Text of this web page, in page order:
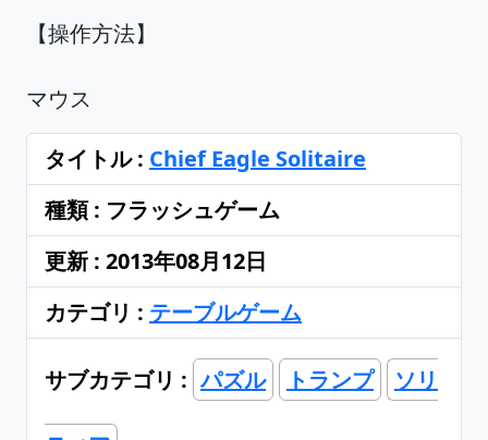
【操作方法】
マウス
タイトル : Chief Eagle Solitaire
種類 : フラッシュゲーム
更新 : 2013年08月12日
カテゴリ : テーブルゲーム
サブカテゴリ : パズル トランプ ソリ